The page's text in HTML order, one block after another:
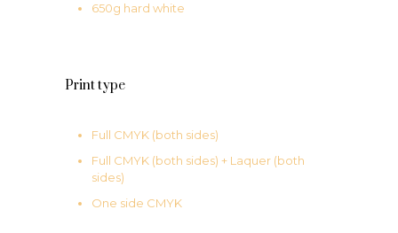
650g hard white
Print type
Full CMYK (both sides)
Full CMYK (both sides) + Laquer (both
sides)
One side CMYK